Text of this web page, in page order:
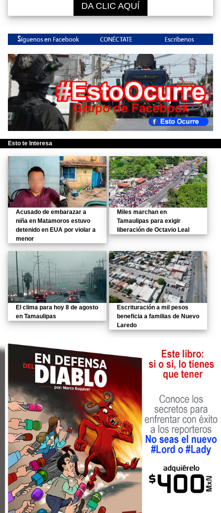
DA CLIC AQUÍ
Esto te Interesa
Acusado de embarazar a
niña en Matamoros estuvo
detenido en EUA por violar a
menor
Miles marchan en
Tamaulipas para exigir
liberación de Octavio Leal
El clima para hoy 8 de agosto
en Tamaulipas
Escrituración a mil pesos
beneficia a familias de Nuevo
Laredo